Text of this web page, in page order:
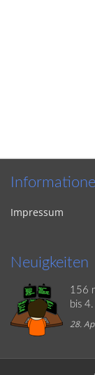
Impressum
Neuigkeiten
156
bis 4.
28.